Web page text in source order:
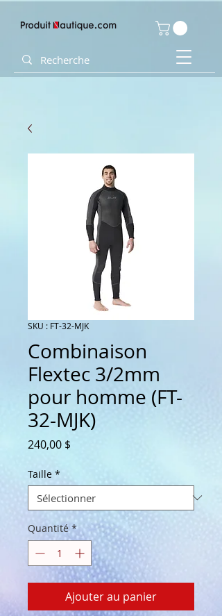
SKU : FT-32-MJK
Combinaison
Flextec 3/2mm
pour homme (FT-
32-MJK)
240,00 $
Taille *
Quantité *
Ajouter au panier